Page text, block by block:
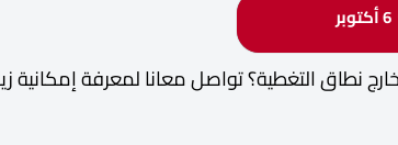
6 أكتوبر
خارج نطاق التغطية؟ تواصل معانا لمعرفة إمكانية